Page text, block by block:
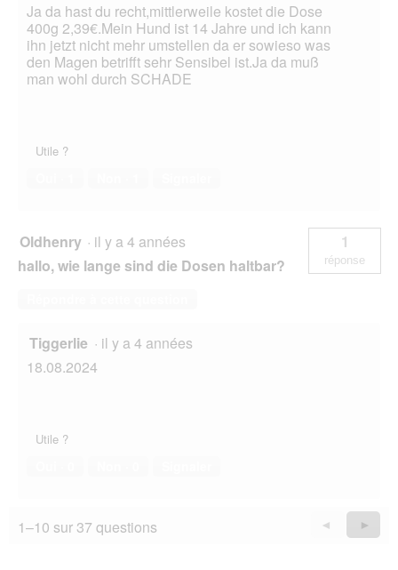
Ja da hast du recht,mittlerweile kostet die Dose
400g 2,39€.Mein Hund ist 14 Jahre und ich kann
ihn jetzt nicht mehr umstellen da er sowieso was
den Magen betrifft sehr Sensibel ist.Ja da muß
man wohl durch SCHADE
Utile ?
Oldhenry · il y a 4 années
hallo, wie lange sind die Dosen haltbar?
1
réponse
Tiggerlie · il y a 4 années
18.08.2024
Utile ?
1–10 sur 37 questions
Précédent
Questions
◄ ►